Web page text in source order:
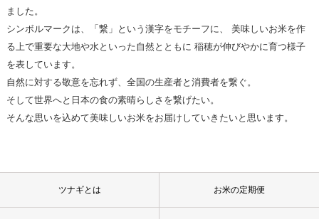
ました。
シンボルマークは、「繋」という漢字をモチーフに、 美味しいお米を作
る上で重要な大地や水といった自然とともに 稲穂が伸びやかに育つ様子
を表しています。
自然に対する敬意を忘れず、全国の生産者と消費者を繋ぐ。
そして世界へと日本の食の素晴らしさを繋げたい。
そんな思いを込めて美味しいお米をお届けしていきたいと思います。
ツナギとは お米の定期便